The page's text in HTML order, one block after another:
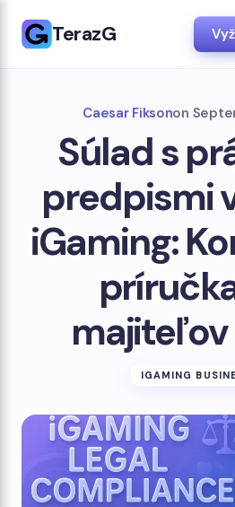
TerazG
Caesar Fiksonon
Súlad s
predpismi
iGaming:
IGAMING